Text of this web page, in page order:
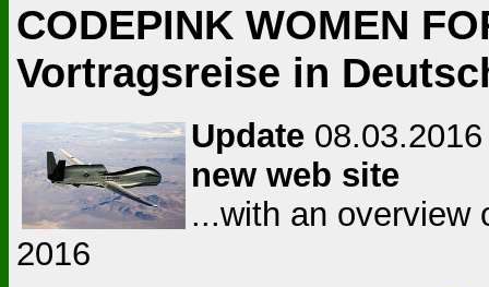
CODEPINK WOMEN
Vortragsreise in
Update
new web site
...with an overview
2016